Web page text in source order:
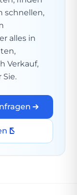
schnellen,
alles in
Verkauf,